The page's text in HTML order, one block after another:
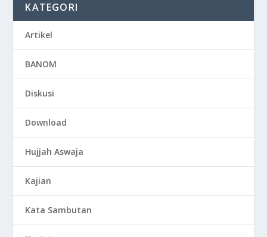
KATEGORI
Artikel
BANOM
Diskusi
Download
Hujjah Aswaja
Kajian
Kata Sambutan